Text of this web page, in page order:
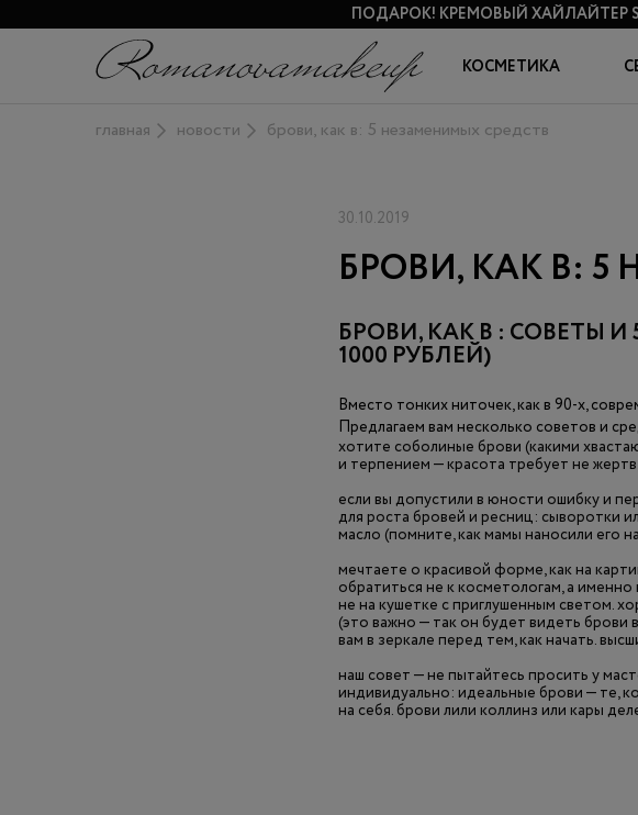
ПОДАРОК! КРЕМОВЫЙ ХАЙЛАЙТЕР
КОСМЕТИКА
главная новости брови, как в: 5 незаменимых средств
30.10.2019
БРОВИ, КАК В:
БРОВИ, КАК В : СОВЕТЫ
1000 РУБЛЕЙ)
Вместо тонких ниточек, как в 90-х,
Предлагаем вам несколько советов и
хотите соболиные брови (какими
и терпением — красота требует не
если вы допустили в юности ошибку и
для роста бровей и ресниц: сыворотки
масло (помните, как мамы наносили его
мечтаете о красивой форме, как на
обратиться не к косметологам, а
не на кушетке с приглушенным светом.
(это важно — так он будет видеть
вам в зеркале перед тем, как начать.
наш совет — не пытайтесь просить у
индивидуально: идеальные брови — те,
на себя. брови лили коллинз или кары